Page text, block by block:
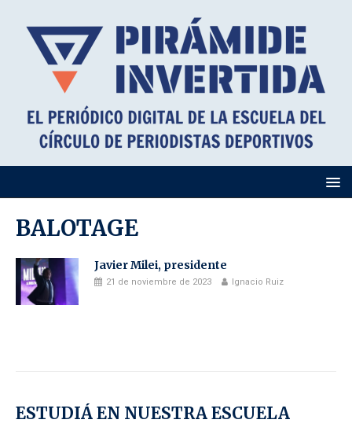
BALOTAGE
Javier Milei, presidente
21 de noviembre de 2023 Ignacio Ruiz
ESTUDIÁ EN NUESTRA ESCUELA